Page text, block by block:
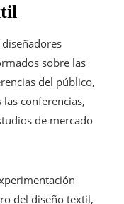
diseñadores
sobre las
del público,
conferencias,
de mercado
del diseño textil,